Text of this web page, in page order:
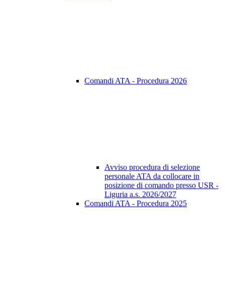
Comandi ATA - Procedura 2026
Avviso procedura di selezione
personale ATA da collocare in
posizione di comando presso USR -
Liguria a.s. 2026/2027
Comandi ATA - Procedura 2025